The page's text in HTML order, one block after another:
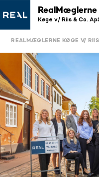
RealMæglerne
Køge v/ Riis & Co.
REALMÆGLERNE KØGE V/